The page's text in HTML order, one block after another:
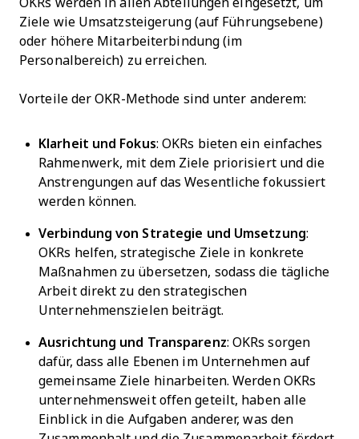
OKRs werden in allen Abteilungen eingesetzt, um
Ziele wie Umsatzsteigerung (auf Führungsebene)
oder höhere Mitarbeiterbindung (im
Personalbereich) zu erreichen.
Vorteile der OKR-Methode sind unter anderem:
Klarheit und Fokus: OKRs bieten ein einfaches
Rahmenwerk, mit dem Ziele priorisiert und die
Anstrengungen auf das Wesentliche fokussiert
werden können.
Verbindung von Strategie und Umsetzung:
OKRs helfen, strategische Ziele in konkrete
Maßnahmen zu übersetzen, sodass die tägliche
Arbeit direkt zu den strategischen
Unternehmenszielen beiträgt.
Ausrichtung und Transparenz: OKRs sorgen
dafür, dass alle Ebenen im Unternehmen auf
gemeinsame Ziele hinarbeiten. Werden OKRs
unternehmensweit offen geteilt, haben alle
Einblick in die Aufgaben anderer, was den